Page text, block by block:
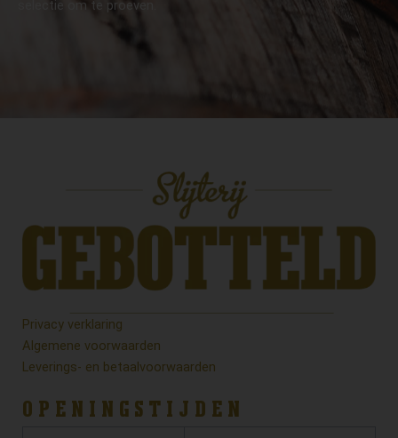
selectie om te proeven.
Privacy verklaring
Algemene voorwaarden
Leverings- en betaalvoorwaarden
OPENINGSTIJDEN